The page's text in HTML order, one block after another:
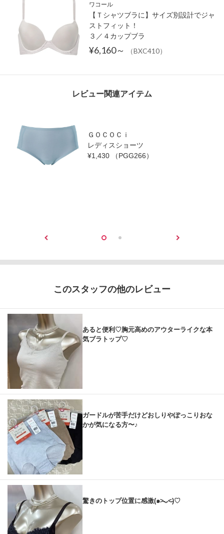
ワコール
【Ｔシャツブラに】サイズ別設計でジャ
ストフィット！
３／４カップブラ
¥6,160～ （BXC410）
レビュー関連アイテム
ＧＯＣＯＣｉ
レディスショーツ
¥1,430
（PGG266）
このスタッフの他のレビュー
あると便利♡胸元高めのアウターライクな本
気ブラトップ♡
ガードルが苦手だけどおしりやぽっこりおな
かが気になる方〜♪
驚きのトップ位置に感激(๑˃̵ᴗ˂̵)♡